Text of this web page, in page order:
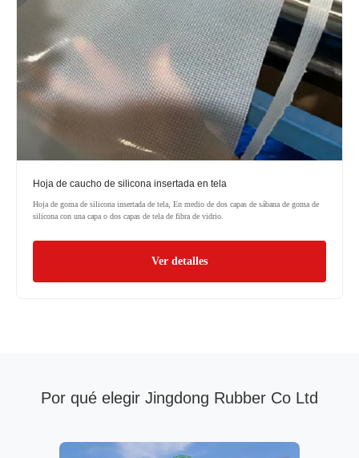
Hoja de caucho de silicona insertada en tela
Hoja de goma de silicona insertada de tela, En medio de dos capas de sábana de goma de
silicona con una capa o dos capas de tela de fibra de vidrio.
Ver detalles
Por qué elegir Jingdong Rubber Co Ltd